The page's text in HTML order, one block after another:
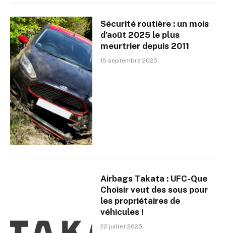
Sécurité routière : un mois
d’août 2025 le plus
meurtrier depuis 2011
15 septembre 2025
Airbags Takata : UFC-Que
Choisir veut des sous pour
les propriétaires de
véhicules !
22 juillet 2025